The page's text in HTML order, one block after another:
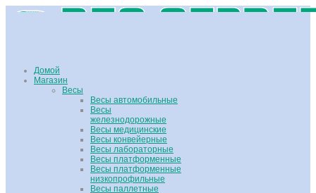
Домой
Магазин
Весы
Весы автомобильные
Весы
железнодорожные
Весы медицинские
Весы конвейерные
Весы лабораторные
Весы платформенные
Весы платформенные
низкопрофильные
Весы паллетные